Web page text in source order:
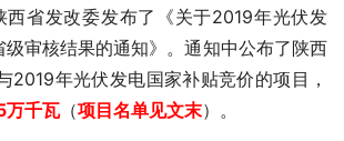
省发改委发布了《关于2019年光伏发
审核结果的通知》。通知中公布了陕西
2019年光伏发电国家补贴竞价的项目，
千瓦（项目名单见文末）。